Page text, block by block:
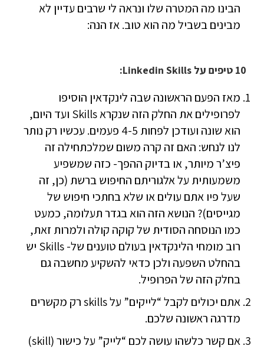
הבינו מה המטרה שלו ונראה לי שרבים עדיין לא
מבינים בשביל מה הוא טוב. אז הנה:
10 טיפים על Linkedin Skills:
מאז הפעם הראשונה שבה לינקדאין הוסיפו
לפרופילים את החלק הזה שנקרא Skills ועד היום,
הוא שונה ועודכן לפחות 4-5 פעמים. עכשיו רק נותר
לנו לנחש: האם זה קרה משום שמלכתחילה זה
פיצ’ר מיותר, או בדיוק ההפך- כזה שמשפיע
משמעותית על אלגוריתם החיפוש ברשת (כן, זה
שעל פיו אתם עולים או שלא בחתכי חיפוש של
מגייסים)? הנושא הזה הוא בגדר תעלומה, כמעט
כמו הנוסחה הסודית של קוקה קולה ולמרות זאת,
רוב מומחי הלינקדאין בעולם טוענים של- Skills יש
בהחלט השפעה ולכן כדאי להשקיע מחשבה גם
בחלק הזה של הפרופיל.
אתם יכולים לקבל “לייקים” על skills רק מקשרים
מדרגה ראשונה שלכם.
אם קשר כלשהו עושה לכם “לייק” על כישור (skill)